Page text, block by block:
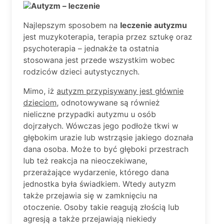
Autyzm – leczenie
Najlepszym sposobem na leczenie autyzmu
jest muzykoterapia, terapia przez sztukę oraz
psychoterapia – jednakże ta ostatnia
stosowana jest przede wszystkim wobec
rodziców dzieci autystycznych.
Mimo, iż autyzm przypisywany jest głównie
dzieciom, odnotowywane są również
nieliczne przypadki autyzmu u osób
dojrzałych. Wówczas jego podłoże tkwi w
głębokim urazie lub wstrząsie jakiego doznała
dana osoba. Może to być głęboki przestrach
lub też reakcja na nieoczekiwane,
przerażające wydarzenie, którego dana
jednostka była świadkiem. Wtedy autyzm
także przejawia się w zamknięciu na
otoczenie. Osoby takie reagują złością lub
agresją a także przejawiają niekiedy